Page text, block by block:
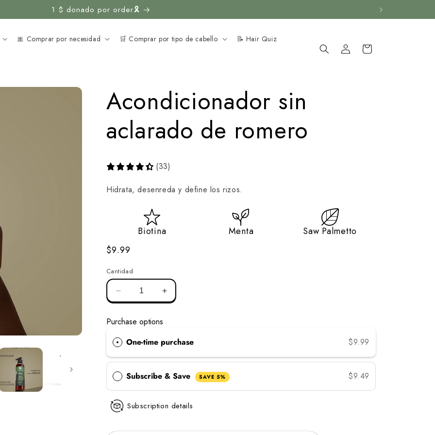
1 $ donado por order🎗️
🎀 Comprar por necesidad 🛒 Comprar por tipo de cabello 📝 Hair Quiz
en el
Carrito
Acondicionador sin
aclarado de romero
(33)
Hidrata, desenreda y define los rizos.
Biotina Menta
Saw Palmetto
Precio
$9.99
Cantidad
Reducir
la
cantidad
de
acondicionador
sin
aclarado
romero
Aumentar
la
sin
aclarado
romero
Purchase options
One-time purchase
$9.99
Subscribe & Save SAVE 5% $9.49
Subscription details